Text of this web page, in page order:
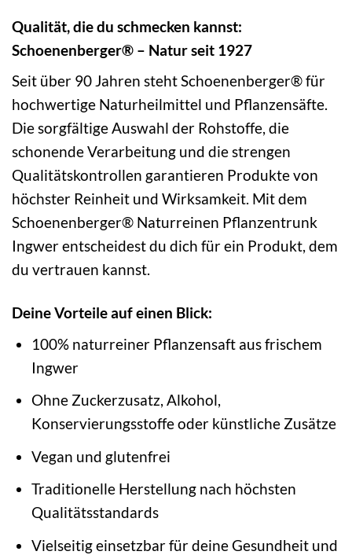
Qualität, die du schmecken kannst:
Schoenenberger® – Natur seit 1927
Seit über 90 Jahren steht Schoenenberger® für
hochwertige Naturheilmittel und Pflanzensäfte.
Die sorgfältige Auswahl der Rohstoffe, die
schonende Verarbeitung und die strengen
Qualitätskontrollen garantieren Produkte von
höchster Reinheit und Wirksamkeit. Mit dem
Schoenenberger® Naturreinen Pflanzentrunk
Ingwer entscheidest du dich für ein Produkt, dem
du vertrauen kannst.
Deine Vorteile auf einen Blick:
100% naturreiner Pflanzensaft aus frischem
Ingwer
Ohne Zuckerzusatz, Alkohol,
Konservierungsstoffe oder künstliche Zusätze
Vegan und glutenfrei
Traditionelle Herstellung nach höchsten
Qualitätsstandards
Vielseitig einsetzbar für deine Gesundheit und